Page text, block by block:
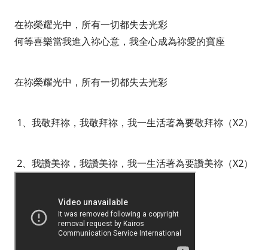
在祢榮耀光中，所有一切都失去光彩
何等喜樂當我進入祢心意，我全心成為祢愛的寶座
在祢榮耀光中，所有一切都失去光彩
1、我敬拜祢，我敬拜祢，我一生活著為要敬拜祢（X2）
2、我讚美祢，我讚美祢，我一生活著為要讚美祢（X2）